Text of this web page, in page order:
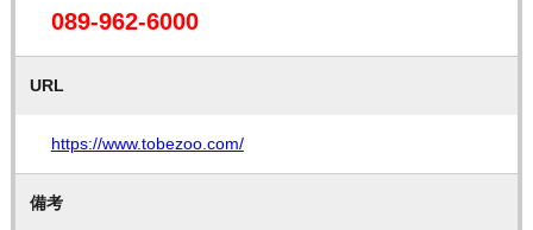
089-962-6000
URL
https://www.tobezoo.com/
備考